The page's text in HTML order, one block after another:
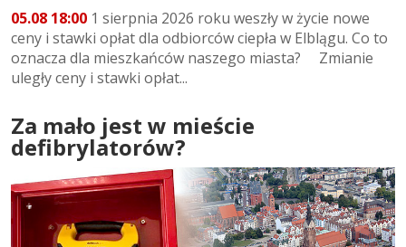
05.08 18:00 1 sierpnia 2026 roku weszły w życie nowe
ceny i stawki opłat dla odbiorców ciepła w Elblągu. Co to
oznacza dla mieszkańców naszego miasta? Zmianie
uległy ceny i stawki opłat...
Za mało jest w mieście
defibrylatorów?